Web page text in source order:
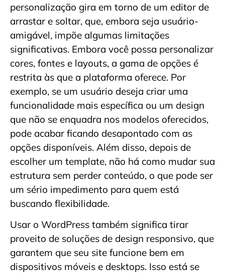
personalização gira em torno de um editor de
arrastar e soltar, que, embora seja usuário-
amigável, impõe algumas limitações
significativas. Embora você possa personalizar
cores, fontes e layouts, a gama de opções é
restrita às que a plataforma oferece. Por
exemplo, se um usuário deseja criar uma
funcionalidade mais específica ou um design
que não se enquadra nos modelos oferecidos,
pode acabar ficando desapontado com as
opções disponíveis. Além disso, depois de
escolher um template, não há como mudar sua
estrutura sem perder conteúdo, o que pode ser
um sério impedimento para quem está
buscando flexibilidade.
Usar o WordPress também significa tirar
proveito de soluções de design responsivo, que
garantem que seu site funcione bem em
dispositivos móveis e desktops. Isso está se